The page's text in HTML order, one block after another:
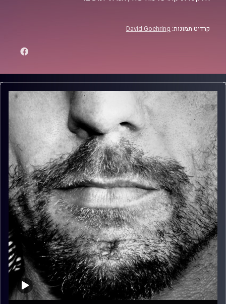
קרדיט תמונות: David Goehring